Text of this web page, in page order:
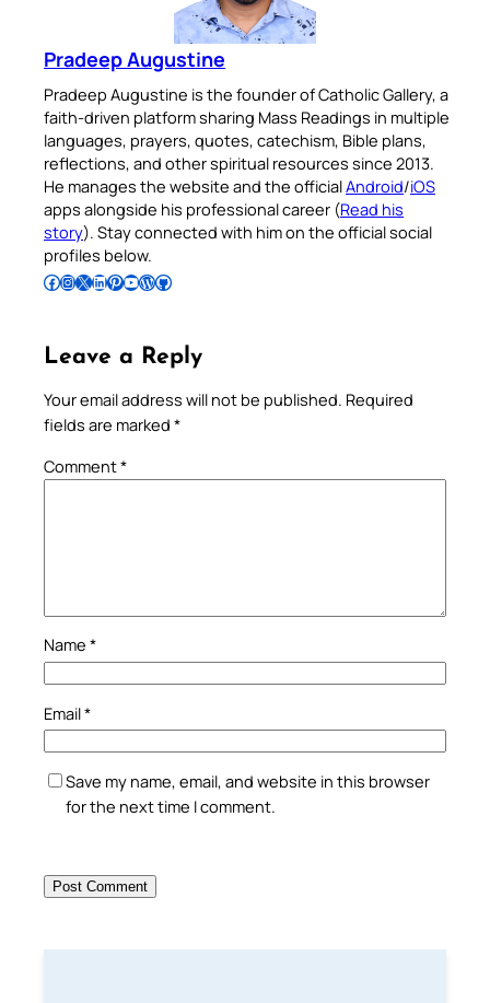
Pradeep Augustine
Pradeep Augustine is the founder of Catholic Gallery, a
faith-driven platform sharing Mass Readings in multiple
languages, prayers, quotes, catechism, Bible plans,
reflections, and other spiritual resources since 2013.
He manages the website and the officialAndroid/iOS
apps alongside his professional career (Read his
story). Stay connected with him on the official social
profiles below.
Follow Pradeep on Facebook Follow Pradeep on InstagramFollow Pradeep on X Follow Pradeep on LinkedIn Follow Pradeep on Pinterest Subscribe to Pradeep’s Youtube Channel Follow Pradeep on WordPress Follow Pradeep on GitHub
Leave a Reply
Your email address will not be published. Required
fields are marked *
Comment*
Name *
Email*
Save my name, email, and website in this browser
for the next time I comment.